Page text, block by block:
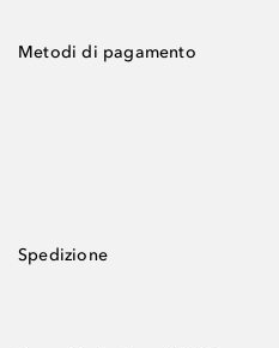
Metodi di pagamento
Spedizione